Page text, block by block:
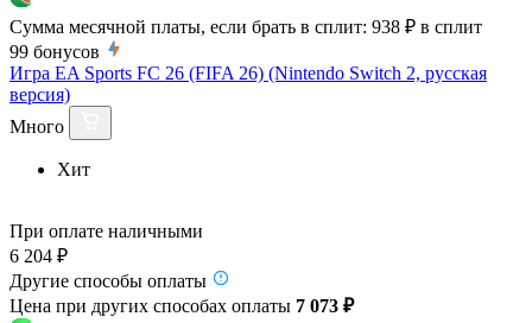
Сумма месячной платы, если брать в сплит: 938 ₽ в сплит
99 бонусов
Игра EA Sports FC 26 (FIFA 26) (Nintendo Switch 2, русская
версия)
Много
Хит
При оплате наличными
6 204 ₽
Другие способы оплаты
Цена при других способах оплаты 7 073 ₽